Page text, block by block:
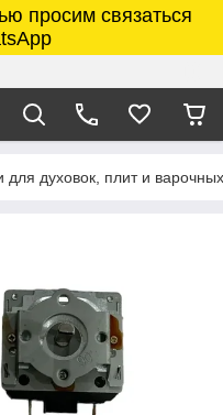
просим связаться
для духовок, плит и